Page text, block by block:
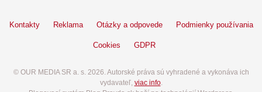
Kontakty Reklama Otázky a odpovede Podmienky používania
Cookies GDPR
© OUR MEDIA SR a. s. 2026. Autorské práva sú vyhradené a vykonáva ich
vydavateľ, viac info.